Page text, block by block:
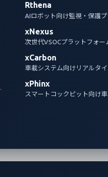
Rthena
AIロボット向け監視・保護
xNexus
次世代VSOCプラットフォー
xCarbon
車載システム向けリアルタ
xPhinx
スマートコックピット向け
開発におけるセキュリテ
が、次世代車両の安全